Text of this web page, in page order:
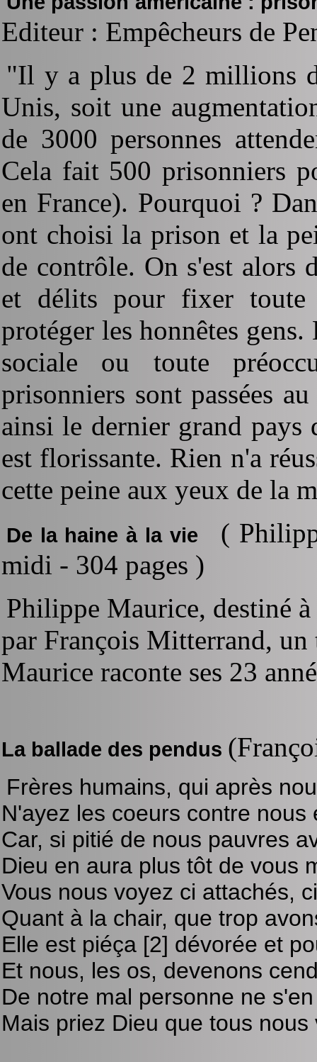
Editeur : Empêcheurs de
"Il y a plus de 2 millions
Unis, soit une
de 3000 personnes
Cela fait 500 prisonniers
en France). Pourquoi ?
ont choisi la prison et la
de contrôle. On s'est alors
et délits pour fixer toute
protéger les honnêtes
sociale ou toute
prisonniers sont passées
ainsi le dernier grand pays
est florissante. Rien n'a
cette peine aux yeux de la
De la haine à la vie (
midi - 304 pages )
Philippe Maurice, destiné
par François Mitterrand, un
Maurice raconte ses 23
La ballade des pendus
Frères humains, qui après
N'ayez les coeurs contre nous
Car, si pitié de nous pauvres
Dieu en aura plus tôt de vous
Vous nous voyez ci attachés,
Quant à la chair, que trop
Elle est piéça [2] dévorée et
Et nous, les os, devenons
De notre mal personne ne
Mais priez Dieu que tous